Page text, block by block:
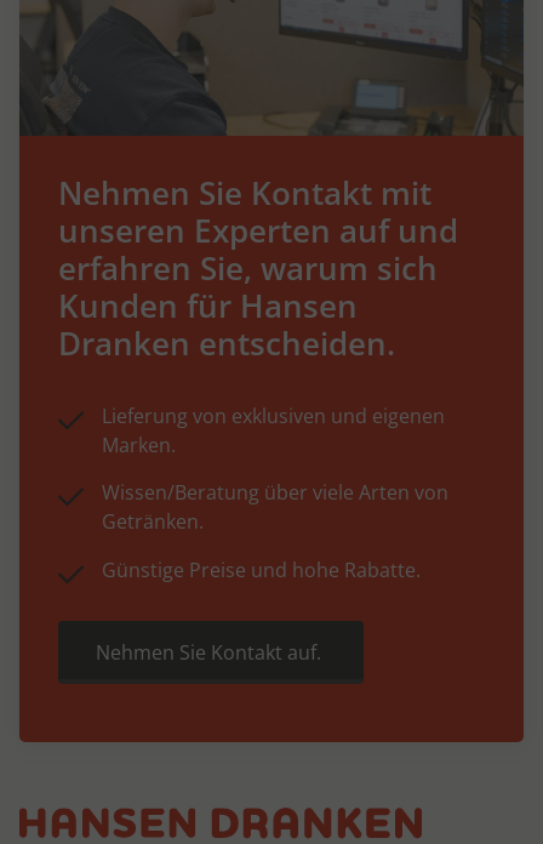
Nehmen Sie Kontakt mit
unseren Experten auf und
erfahren Sie, warum sich
Kunden für Hansen
Dranken entscheiden.
Lieferung von exklusiven und eigenen
Marken.
Wissen/Beratung über viele Arten von
Getränken.
Günstige Preise und hohe Rabatte.
Nehmen Sie Kontakt auf.